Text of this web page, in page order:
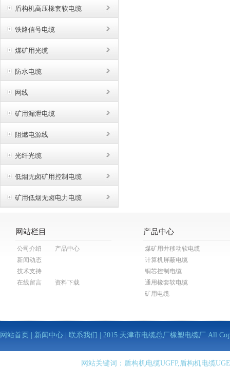
盾构机高压橡套软电缆
铁路信号电缆
煤矿用光缆
防水电缆
网线
矿用漏泄电缆
阻燃电源线
光纤光缆
低烟无卤矿用控制电缆
矿用低烟无卤电力电缆
网站栏目
公司介绍
产品中心
新闻动态
技术支持
在线留言
资料下载
产品中心
煤矿用井移动软电缆
计算机屏蔽电缆
铜芯控制电缆
通用橡套软电缆
矿用电缆
网站首页 新闻中心 联系我们 | 2015 天津市电缆总厂橡塑电缆厂 All
网站关键词：盾构机电缆UGFP,盾构机电缆